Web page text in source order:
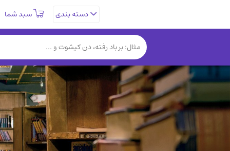
دسته بندی سبد شما
کتب نادر و کمیاب(19)
فلسفه و جامعه شناسی(151)
دانشگاهی و آموزشی(534)
ورزشی و تربیت بدنی